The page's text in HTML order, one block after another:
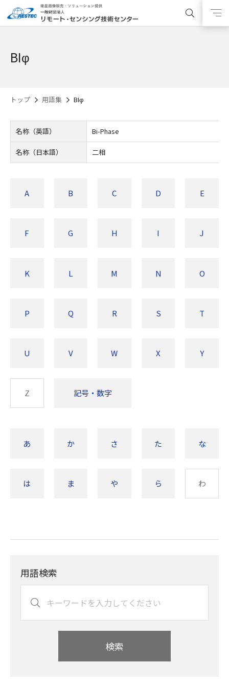
BIφ
トップ 用語集 BIφ
名称（英語） Bi-Phase
名称（日本語） 二相
A B C D E
F G H I J
K L M N O
P Q R S T
U V W X Y
Z 記号・数字
あ か さ た な
は ま や ら わ
用語検索
検索